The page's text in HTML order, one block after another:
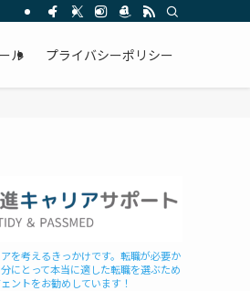
ル プライバシーポリシー
を考えるきっかけです。転職が必要か
にとって本当に適した転職を選ぶため
ントをお勧めしています！